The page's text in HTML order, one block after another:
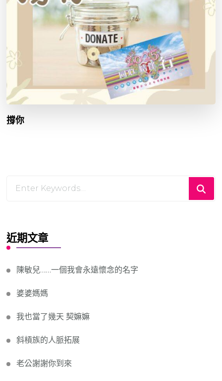
撐你
近期文章
陳敏兒……一個我會永遠懷念的名字
婆婆媽媽
我也當了幾天 契嫲嫲
斜槓族的人脈拓展
老公謝謝你到來